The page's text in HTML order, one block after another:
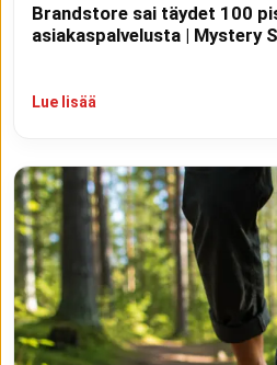
Brandstore sai täydet 100
asiakaspalvelusta | Mystery
Lue lisää